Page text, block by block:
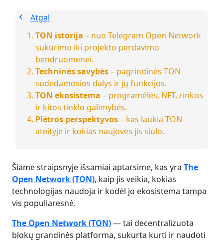
Atgal
TON istorija – nuo Telegram Open Network
sukūrimo iki projekto perdavimo
bendruomenei.
Techninės savybės– pagrindinės TON
sudedamosios dalys ir jų funkcijos.
TON ekosistema – programėlės, NFT, rinkos
ir kitos tinklo galimybės.
Plėtros perspektyvos– kas laukia TON
ateityje ir kokias naujoves jis siūlo.
Šiame straipsnyje išsamiai aptarsime, kas yra The
Open Network (TON), kaip jis veikia, kokias
technologijas naudoja ir kodėl jo ekosistema tampa
vis populiaresnė.
The Open Network (TON)— tai decentralizuota
blokų grandinės platforma, sukurta kurti ir naudoti